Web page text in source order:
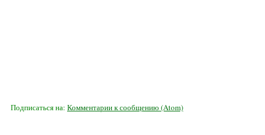
Подписаться на: Комментарии к сообщению (Atom)